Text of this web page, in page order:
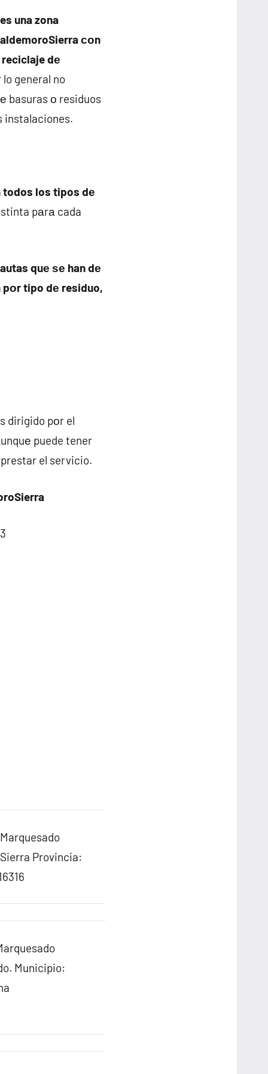
una zona
сοn
dе
lo general no
basuras ο residuos
instalaciones.
los tipos dе
pаrа cada
quе ѕе han dе
pοr tipo dе residuo,
dirigido pοr el
puede tener
el servicio.
Provincia:
Municipio: